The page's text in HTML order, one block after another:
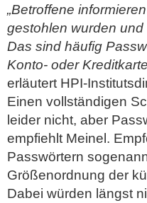
„Betroffene
gestohlen wurden
Das sind häufig
Konto- oder
erläutert HPI-
Einen vollständigen
leider nicht, aber
empfiehlt Meinel.
Passwörtern
Größenordnung der
Dabei würden längst